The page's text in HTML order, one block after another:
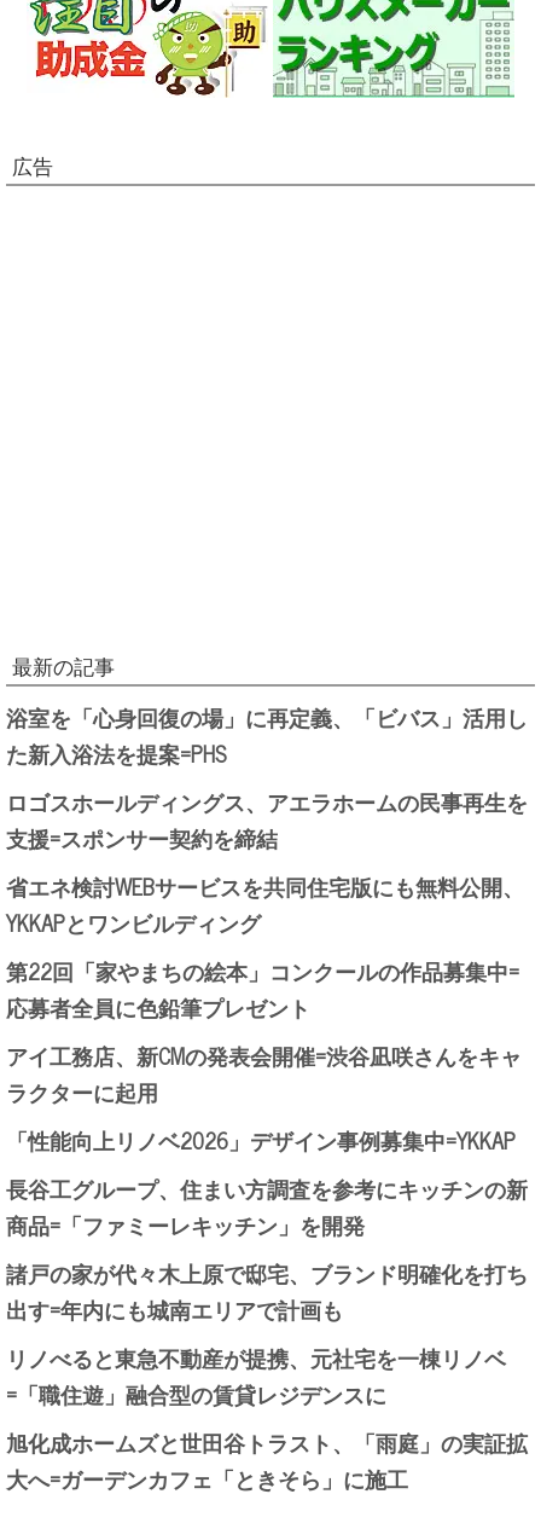
広告
最新の記事
浴室を「心身回復の場」に再定義、「ビバス」活用し
た新入浴法を提案=PHS
ロゴスホールディングス、アエラホームの民事再生を
支援=スポンサー契約を締結
省エネ検討WEBサービスを共同住宅版にも無料公開、
YKKAPとワンビルディング
第22回「家やまちの絵本」コンクールの作品募集中=
応募者全員に色鉛筆プレゼント
アイ工務店、新CMの発表会開催=渋谷凪咲さんをキャ
ラクターに起用
「性能向上リノベ2026」デザイン事例募集中=YKKAP
長谷工グループ、住まい方調査を参考にキッチンの新
商品=「ファミーレキッチン」を開発
諸戸の家が代々木上原で邸宅、ブランド明確化を打ち
出す=年内にも城南エリアで計画も
リノべると東急不動産が提携、元社宅を一棟リノベ
=「職住遊」融合型の賃貸レジデンスに
旭化成ホームズと世田谷トラスト、「雨庭」の実証拡
大へ=ガーデンカフェ「ときそら」に施工